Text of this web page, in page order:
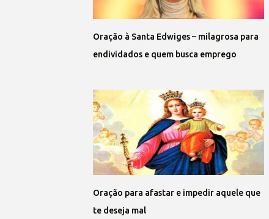
Oração à Santa Edwiges – milagrosa para
endividados e quem busca emprego
Oração para afastar e impedir aquele que
te deseja mal